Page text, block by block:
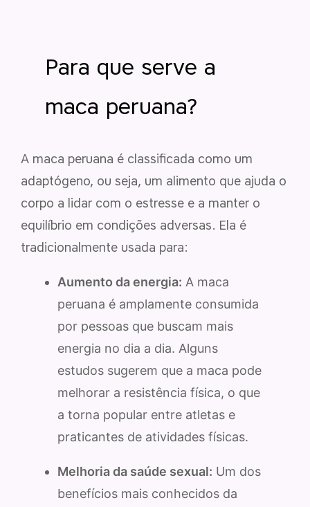
Para que serve a
maca peruana?
A maca peruana é classificada como um
adaptógeno, ou seja, um alimento que ajuda o
corpo a lidar com o estresse e a manter o
equilíbrio em condições adversas. Ela é
tradicionalmente usada para:
Aumento da energia: A maca
peruana é amplamente consumida
por pessoas que buscam mais
energia no dia a dia. Alguns
estudos sugerem que a maca pode
melhorar a resistência física, o que
a torna popular entre atletas e
praticantes de atividades físicas.
Melhoria da saúde sexual: Um dos
benefícios mais conhecidos da